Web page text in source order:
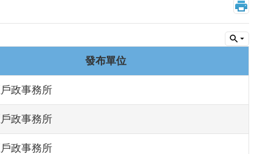
發布單位
政事務所
政事務所
政事務所